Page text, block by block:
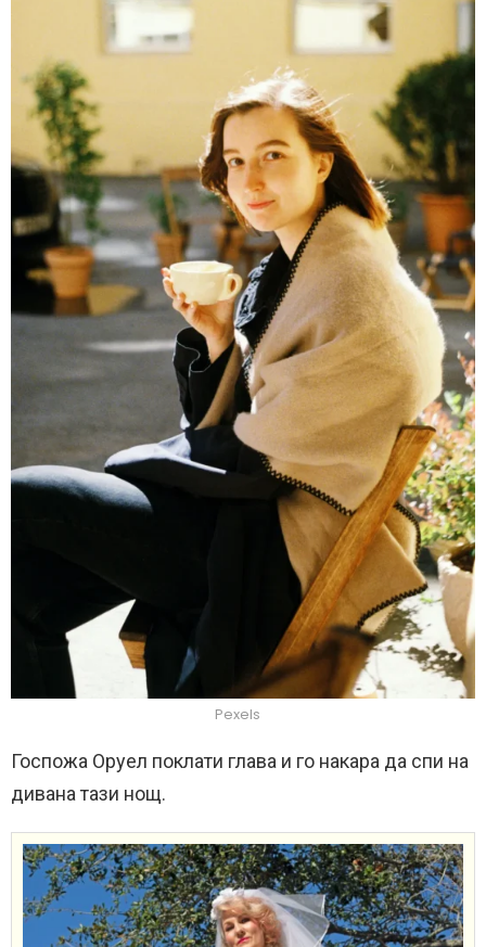
Pexels
Госпожа Оруел поклати глава и го накара да спи на
дивана тази нощ.